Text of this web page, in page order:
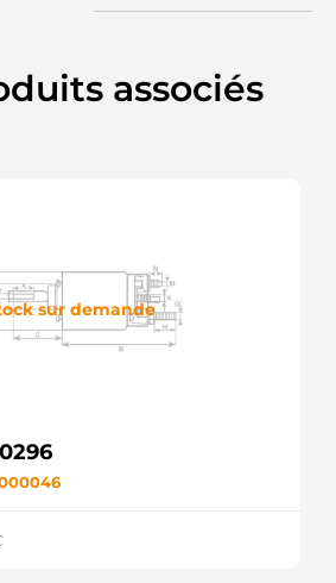
associés
sur demande